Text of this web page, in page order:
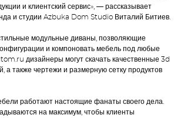
и клиентский сервис», — рассказывает
и студии Azbuka Dom Studio Виталий Битиев.
модульные диваны, позволяющие
и компоновать мебель под любые
дизайнеры могут скачать качественные 3d
а также чертежи и размерную сетку продуктов
работают настоящие фанаты своего дела.
на максимум, чтобы клиенты